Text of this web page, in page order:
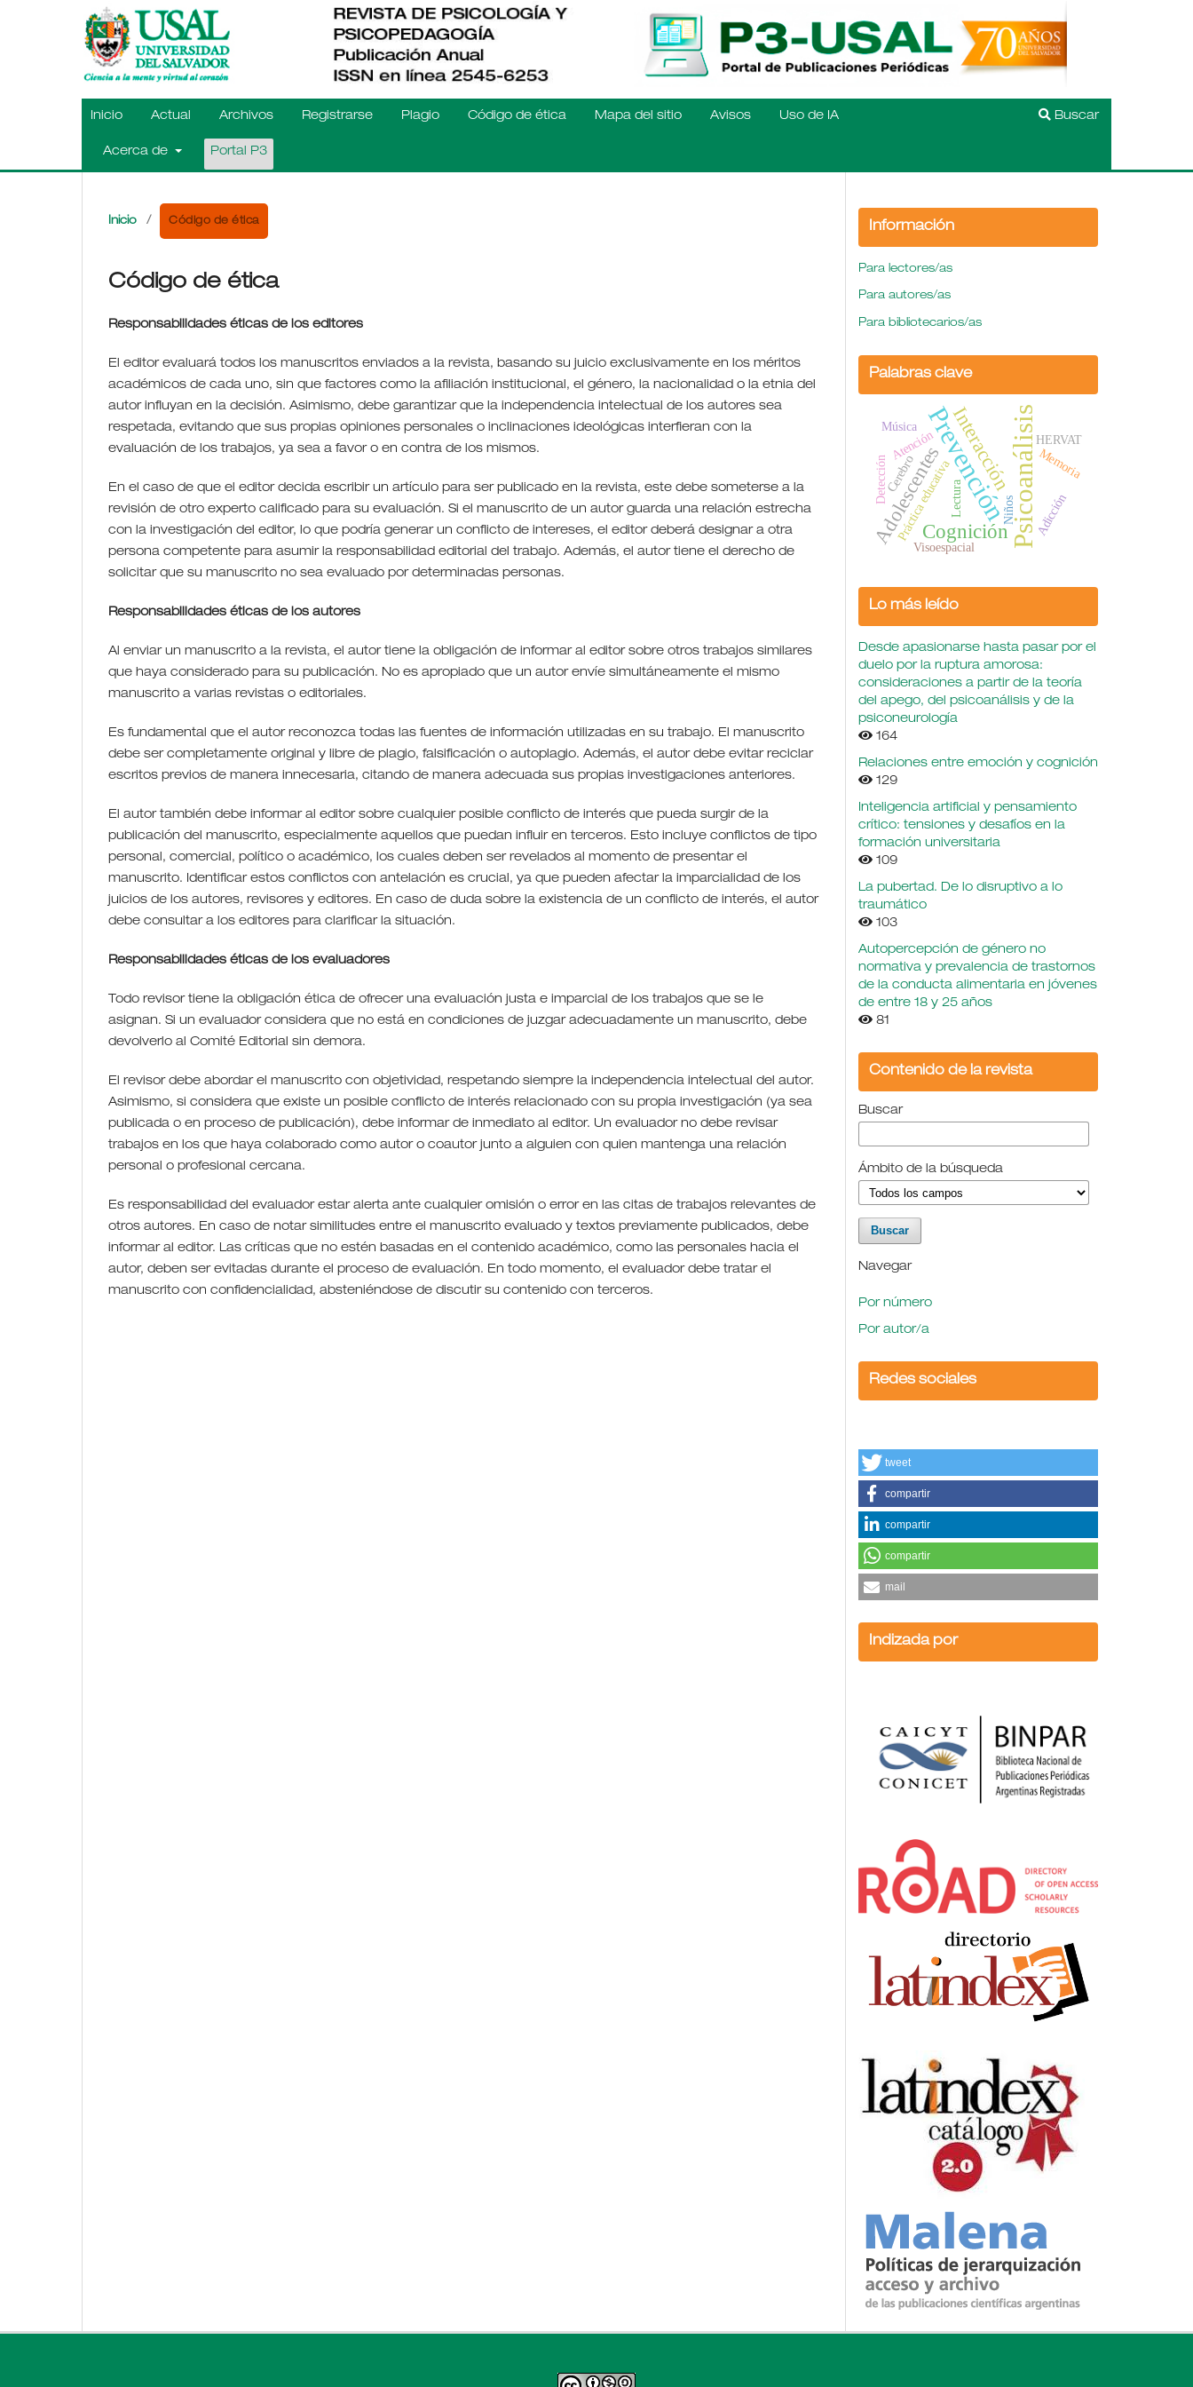
Inicio Actual Archivos Registrarse Plagio Código de ética Mapa del sitio Avisos Uso de IA
Acerca de Portal P3
Buscar
Inicio / Código de ética
Código de ética
Responsabilidades éticas de los editores
El editor evaluará todos los manuscritos enviados a la revista, basando su juicio exclusivamente en los méritos
académicos de cada uno, sin que factores como la afiliación institucional, el género, la nacionalidad o la etnia del
autor influyan en la decisión. Asimismo, debe garantizar que la independencia intelectual de los autores sea
respetada, evitando que sus propias opiniones personales o inclinaciones ideológicas interfieran con la
evaluación de los trabajos, ya sea a favor o en contra de los mismos.
En el caso de que el editor decida escribir un artículo para ser publicado en la revista, este debe someterse a la
revisión de otro experto calificado para su evaluación. Si el manuscrito de un autor guarda una relación estrecha
con la investigación del editor, lo que podría generar un conflicto de intereses, el editor deberá designar a otra
persona competente para asumir la responsabilidad editorial del trabajo. Además, el autor tiene el derecho de
solicitar que su manuscrito no sea evaluado por determinadas personas.
Responsabilidades éticas de los autores
Al enviar un manuscrito a la revista, el autor tiene la obligación de informar al editor sobre otros trabajos similares
que haya considerado para su publicación. No es apropiado que un autor envíe simultáneamente el mismo
manuscrito a varias revistas o editoriales.
Es fundamental que el autor reconozca todas las fuentes de información utilizadas en su trabajo. El manuscrito
debe ser completamente original y libre de plagio, falsificación o autoplagio. Además, el autor debe evitar reciclar
escritos previos de manera innecesaria, citando de manera adecuada sus propias investigaciones anteriores.
El autor también debe informar al editor sobre cualquier posible conflicto de interés que pueda surgir de la
publicación del manuscrito, especialmente aquellos que puedan influir en terceros. Esto incluye conflictos de tipo
personal, comercial, político o académico, los cuales deben ser revelados al momento de presentar el
manuscrito. Identificar estos conflictos con antelación es crucial, ya que pueden afectar la imparcialidad de los
juicios de los autores, revisores y editores. En caso de duda sobre la existencia de un conflicto de interés, el autor
debe consultar a los editores para clarificar la situación.
Responsabilidades éticas de los evaluadores
Todo revisor tiene la obligación ética de ofrecer una evaluación justa e imparcial de los trabajos que se le
asignan. Si un evaluador considera que no está en condiciones de juzgar adecuadamente un manuscrito, debe
devolverlo al Comité Editorial sin demora.
El revisor debe abordar el manuscrito con objetividad, respetando siempre la independencia intelectual del autor.
Asimismo, si considera que existe un posible conflicto de interés relacionado con su propia investigación (ya sea
publicada o en proceso de publicación), debe informar de inmediato al editor. Un evaluador no debe revisar
trabajos en los que haya colaborado como autor o coautor junto a alguien con quien mantenga una relación
personal o profesional cercana.
Es responsabilidad del evaluador estar alerta ante cualquier omisión o error en las citas de trabajos relevantes de
otros autores. En caso de notar similitudes entre el manuscrito evaluado y textos previamente publicados, debe
informar al editor. Las críticas que no estén basadas en el contenido académico, como las personales hacia el
autor, deben ser evitadas durante el proceso de evaluación. En todo momento, el evaluador debe tratar el
manuscrito con confidencialidad, absteniéndose de discutir su contenido con terceros.
Información
Para lectores/as
Para autores/as
Para bibliotecarios/as
Palabras clave
Psicoanálisis
Prevención
Interacción
AdolescentesCognición
Atención
Niños Adicción
Lectura
Práctica educativa
HERVAT
Música
Visoespacial
Cerebro Memoria
Detección
Lo más leído
Desde apasionarse hasta pasar por el
duelo por la ruptura amorosa:
consideraciones a partir de la teoría
del apego, del psicoanálisis y de la
psiconeurología
164
Relaciones entre emoción y cognición
129
Inteligencia artificial y pensamiento
crítico: tensiones y desafíos en la
formación universitaria
109
La pubertad. De lo disruptivo a lo
traumático
103
Autopercepción de género no
normativa y prevalencia de trastornos
de la conducta alimentaria en jóvenes
de entre 18 y 25 años
81
Contenido de la revista
Buscar
Ámbito de la búsqueda
Navegar
Por número
Por autor/a
Redes sociales
tweet
compartir
compartir
compartir
mail
Indizada por